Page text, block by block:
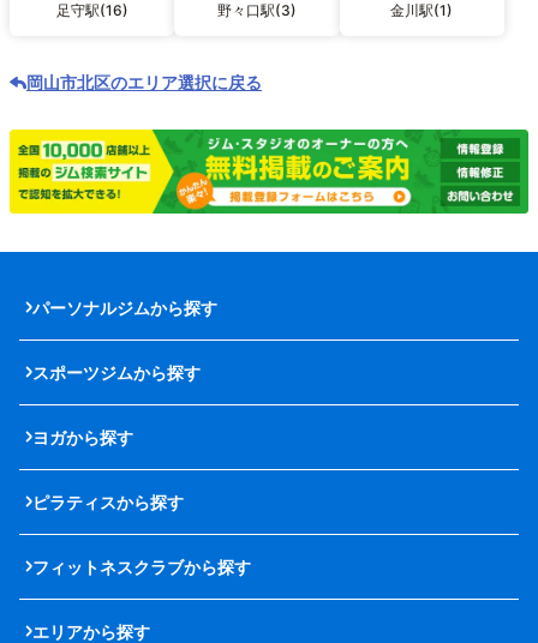
足守駅(16) 野々口駅(3) 金川駅(1)
岡山市北区のエリア選択に戻る
パーソナルジムから探す
スポーツジムから探す
ヨガから探す
ピラティスから探す
フィットネスクラブから探す
エリアから探す